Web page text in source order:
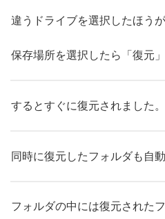
違うドライブを選択したほう
保存場所を選択したら「復元
するとすぐに復元されました。
同時に復元したフォルダも自
フォルダの中には復元された